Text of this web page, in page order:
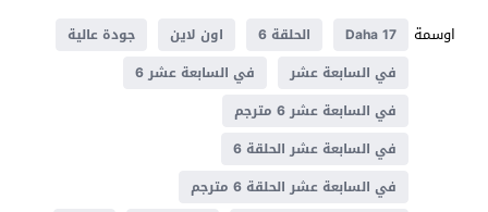
اوسمة
Daha 17 الحلقة 6 اون لاين
جودة عالية
في السابعة عشر
في السابعة عشر 6
في السابعة عشر 6 مترجم
في السابعة عشر الحلقة 6
في السابعة عشر الحلقة 6 مترجم